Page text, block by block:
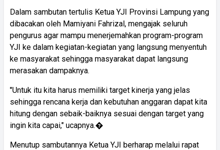
Dalam sambutan tertulis Ketua YJI Provinsi Lampung yang
dibacakan oleh Mamiyani Fahrizal, mengajak seluruh
pengurus agar mampu menerjemahkan program-program
YJI ke dalam kegiatan-kegiatan yang langsung menyentuh
ke masyarakat sehingga masyarakat dapat langsung
merasakan dampaknya.
"Untuk itu kita harus memiliki target kinerja yang jelas
sehingga rencana kerja dan kebutuhan anggaran dapat kita
hitung dengan sebaik-baiknya sesuai dengan target yang
ingin kita capai," ucapnya.�
Menutup sambutannya Ketua YJI berharap melalui rapat